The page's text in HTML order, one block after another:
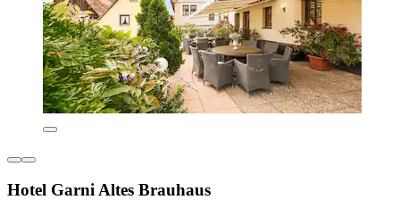
Hotel Garni Altes Brauhaus